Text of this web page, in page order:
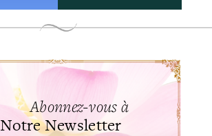
Abonnez-vous à
Notre Newsletter